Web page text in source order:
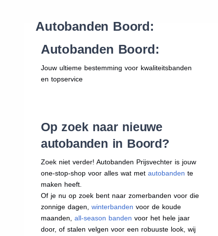
Autobanden Boord:
Autobanden Boord:
Jouw ultieme bestemming voor kwaliteitsbanden
en topservice
Op zoek naar nieuwe
autobanden in Boord?
Zoek niet verder! Autobanden Prijsvechter is jouw
one-stop-shop voor alles wat met autobanden te
maken heeft.
Of je nu op zoek bent naar zomerbanden voor die
zonnige dagen, winterbanden voor de koude
maanden, all-season banden voor het hele jaar
door, of stalen velgen voor een robuuste look, wij